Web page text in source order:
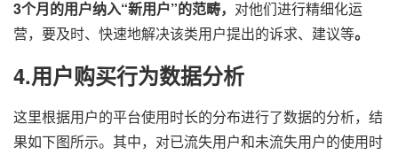
3个月的用户纳入“新用户”的范畴， 对他们进行精细化运
营，要及时、快速地解决该类用户提出的诉求、建议等。
4.用户购买行为数据分析
这里根据用户的平台使用时长的分布进行了数据的分析，结
果如下图所示。其中，对已流失用户和未流失用户的使用时